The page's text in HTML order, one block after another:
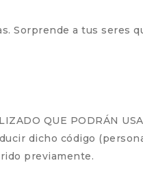
Sorprende a tus seres
QUE PODRÁN
dicho código
previamente.